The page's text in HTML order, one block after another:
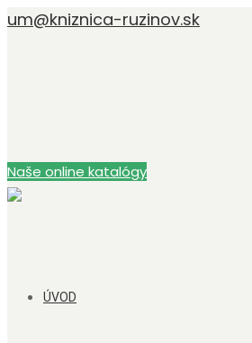
um@kniznica-ruzinov.sk
Naše online katalógy
ÚVOD